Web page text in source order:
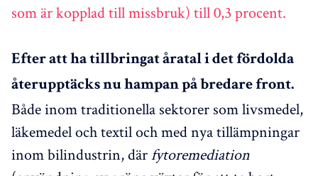
som är kopplad till missbruk) till 0,3 procent.
Efter att ha tillbringat åratal i det fördolda
återupptäcks nu hampan på bredare front.
Både inom traditionella sektorer som livsmedel,
läkemedel och textil och med nya tillämpningar
inom bilindustrin, därfytoremediation